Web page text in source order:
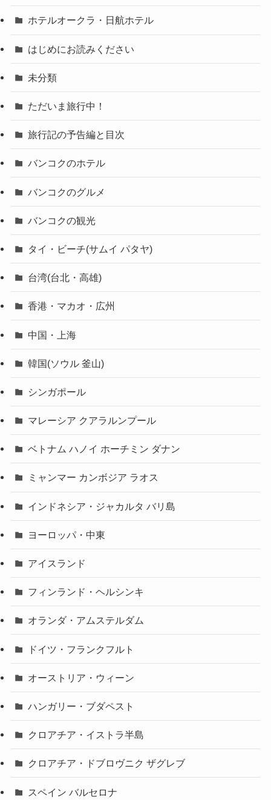
ホテルオークラ・日航ホテル
はじめにお読みください
未分類
ただいま旅行中！
旅行記の予告編と目次
バンコクのホテル
バンコクのグルメ
バンコクの観光
タイ・ビーチ(サムイ パタヤ)
台湾(台北・高雄)
香港・マカオ・広州
中国・上海
韓国(ソウル 釜山)
シンガポール
マレーシア クアラルンプール
ベトナム ハノイ ホーチミン ダナン
ミャンマー カンボジア ラオス
インドネシア・ジャカルタ バリ島
ヨーロッパ・中東
アイスランド
フィンランド・ヘルシンキ
オランダ・アムステルダム
ドイツ・フランクフルト
オーストリア・ウィーン
ハンガリー・ブダペスト
クロアチア・イストラ半島
クロアチア・ドブロヴニク ザグレブ
スペイン バルセロナ